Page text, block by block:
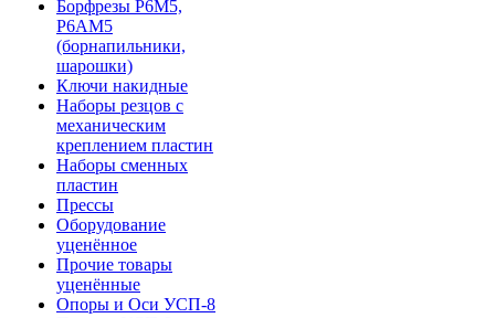
Борфрезы Р6М5,
Р6АМ5
(борнапильники,
шарошки)
Ключи накидные
Наборы резцов с
механическим
креплением пластин
Наборы сменных
пластин
Прессы
Оборудование
уценённое
Прочие товары
уценённые
Опоры и Оси УСП-8